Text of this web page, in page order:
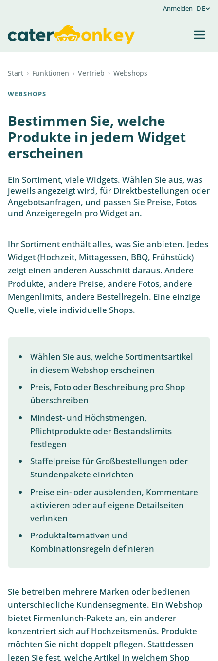
Anmelden DE
Start › Funktionen › Vertrieb › Webshops
WEBSHOPS
Bestimmen Sie, welche
Produkte in jedem Widget
erscheinen
Ein Sortiment, viele Widgets. Wählen Sie aus, was
jeweils angezeigt wird, für Direktbestellungen oder
Angebotsanfragen, und passen Sie Preise, Fotos
und Anzeigeregeln pro Widget an.
Ihr Sortiment enthält alles, was Sie anbieten. Jedes
Widget (Hochzeit, Mittagessen, BBQ, Frühstück)
zeigt einen anderen Ausschnitt daraus. Andere
Produkte, andere Preise, andere Fotos, andere
Mengenlimits, andere Bestellregeln. Eine einzige
Quelle, viele individuelle Shops.
Wählen Sie aus, welche Sortimentsartikel
in diesem Webshop erscheinen
Preis, Foto oder Beschreibung pro Shop
überschreiben
Mindest- und Höchstmengen,
Pflichtprodukte oder Bestandslimits
festlegen
Staffelpreise für Großbestellungen oder
Stundenpakete einrichten
Preise ein- oder ausblenden, Kommentare
aktivieren oder auf eigene Detailseiten
verlinken
Produktalternativen und
Kombinationsregeln definieren
Sie betreiben mehrere Marken oder bedienen
unterschiedliche Kundensegmente. Ein Webshop
bietet Firmenlunch-Pakete an, ein anderer
konzentriert sich auf Hochzeitsmenüs. Produkte
möchten Sie nicht doppelt pflegen. Stattdessen
legen Sie fest, welche Artikel in welchem Shop